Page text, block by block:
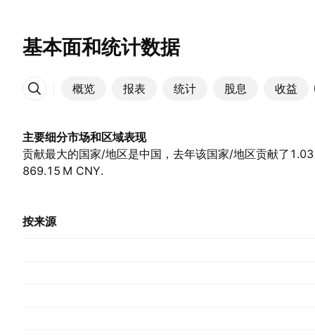
基本面和统计数据
概览 报表 统计 股息 收益
更多
主要细分市场和区域表现
贡献最大的国家/地区是中国，去年该国家/地区贡献了‪
869.15 M‬ CNY.
按来源